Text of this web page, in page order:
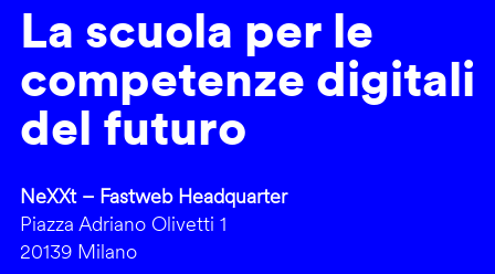
La scuola per le
competenze digitali
del futuro
NeXXt – Fastweb Headquarter
Piazza Adriano Olivetti 1
20139 Milano